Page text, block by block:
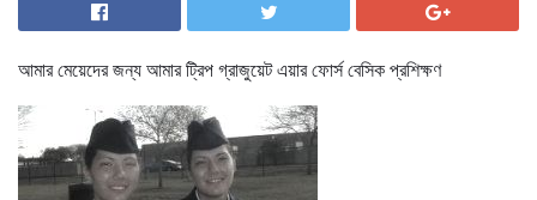
আমার মেয়েদের জন্য আমার ট্রিপ গ্রাজুয়েট এয়ার ফোর্স বেসিক প্রশিক্ষণ